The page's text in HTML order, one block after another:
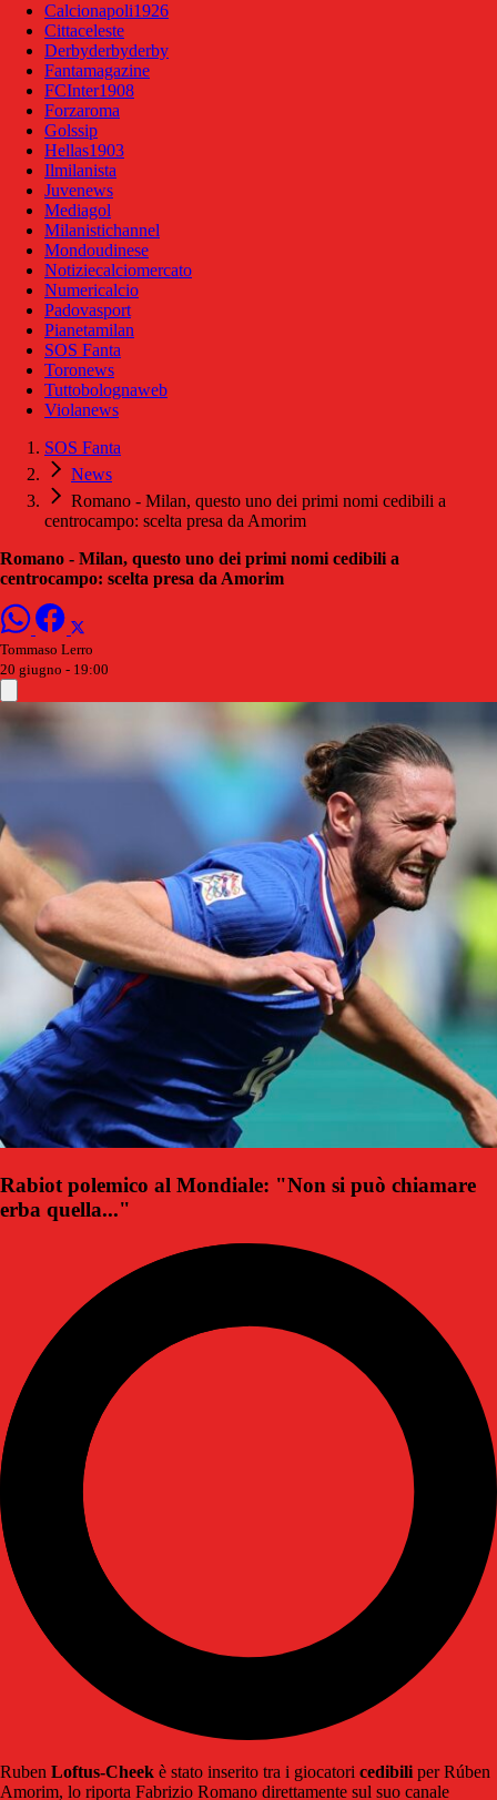
Calcionapoli1926
Cittaceleste
Derbyderbyderby
Fantamagazine
FCInter1908
Forzaroma
Golssip
Hellas1903
Ilmilanista
Juvenews
Mediagol
Milanistichannel
Mondoudinese
Notiziecalciomercato
Numericalcio
Padovasport
Pianetamilan
SOS Fanta
Toronews
Tuttobolognaweb
Violanews
SOS Fanta
News
Romano - Milan, questo uno dei primi nomi cedibili a
centrocampo: scelta presa da Amorim
Romano - Milan, questo uno dei primi nomi cedibili a
centrocampo: scelta presa da Amorim
Tommaso Lerro
20 giugno - 19:00
Rabiot polemico al Mondiale: "Non si può chiamare
erba quella..."
Ruben Loftus-Cheek è stato inserito tra i giocatori cedibili per Rúben
Amorim, lo riporta Fabrizio Romano direttamente sul suo canale